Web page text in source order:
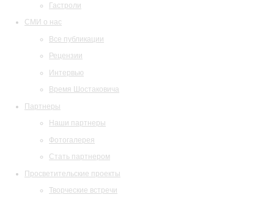
Гастроли
СМИ о нас
Все публикации
Рецензии
Интервью
Время Шостаковича
Партнеры
Наши партнеры
Фотогалерея
Стать партнером
Просветительские проекты
Творческие встречи